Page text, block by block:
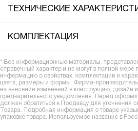
ТЕХНИЧЕСКИЕ
КОМПЛЕКТАЦИЯ
* Все информационные материалы,
справочный характер и не могут в полной мере
информацию о свойствах, комплектации и
цвета, размеры и формы. Фирма-производитель
на внесение изменений в конструкцию, дизайн
предварительного уведомления. Перед
должен обратиться к Продавцу для уточнения
Товара. Подробная информация о товаре
упаковке товара. Используемое название в